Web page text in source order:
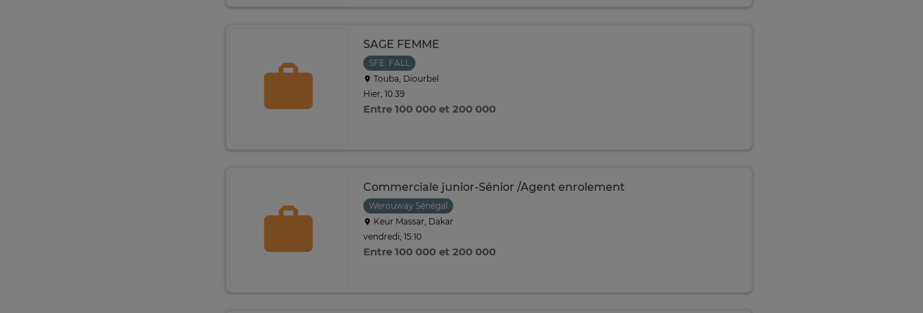
SAGE FEMME
SFE. FALL
Touba, Diourbel
Hier, 10:39
Entre 100 000 et 200 000
Commerciale junior-Sénior /Agent enrolement
Werouway Sénégal
Keur Massar, Dakar
vendredi, 15:10
Entre 100 000 et 200 000